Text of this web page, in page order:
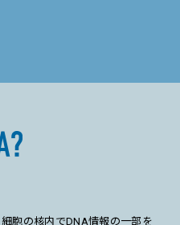
胞の核内でDNA情報の一部を